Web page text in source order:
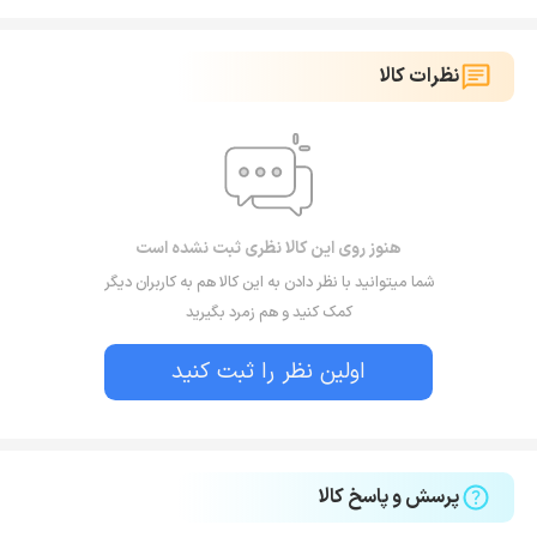
نظرات کالا
هنوز روی این کالا نظری ثبت نشده است
شما میتوانید با نظر دادن به این کالا هم به کاربران دیگر
کمک کنید و هم زمرد بگیرید
اولین نظر را ثبت کنید
پرسش و پاسخ کالا